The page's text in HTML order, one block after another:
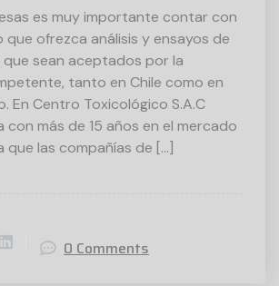
es muy importante contar con
ofrezca análisis y ensayos de
que sean aceptados por la
tanto en Chile como en
En Centro Toxicológico S.A.C
con más de 15 años en el mercado
que las compañías de […]
0 Comments